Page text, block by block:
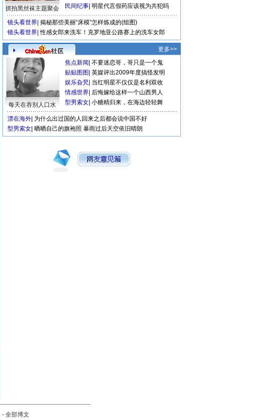
抓拍黑丝袜主题聚会
民间纪事 明星代言假药应该视为共犯吗
镜头看世界 揭秘那些美丽“床模”怎样炼成的(组图)
镜头看世界 性感女郎来洗车！克罗地亚公路赛上的洗车女郎
更多>>
每天在吞别人口水
焦点新闻 不要迷恋哥，哥只是一个鬼
贴贴图图 英媒评出2009年度搞怪发明
娱乐旮旯 当红明星不仅仅是名利双收
情感世界 后悔嫁给这样一个山西男人
型男索女 小糖精归来，在海边轻轻舞
漂在海外 为什么出过国的人回来之后都会说中国不好
型男索女 晒晒自己的旗袍照 暴雨过后天空依旧晴朗
- 全部博文